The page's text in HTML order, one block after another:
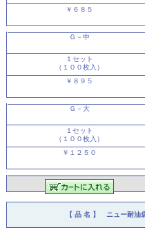
￥６８５
Ｇ－中
１セット
（１００枚入）
￥８９５
Ｇ－大
１セット
（１００枚入）
￥１２５０
【 品 名 】 ニュー耐